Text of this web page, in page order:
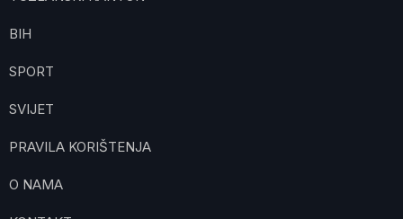
BIH
SPORT
SVIJET
PRAVILA KORIŠTENJA
O NAMA